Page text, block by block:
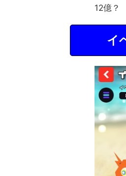
12億？
イ